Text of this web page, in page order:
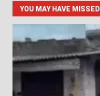
YOU MAY HAVE MISSED